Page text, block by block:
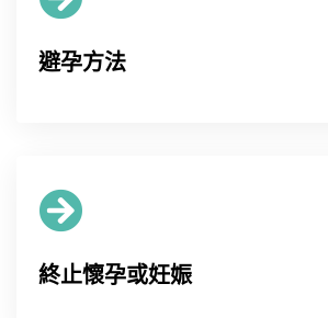
避孕方法
終止懷孕或妊娠